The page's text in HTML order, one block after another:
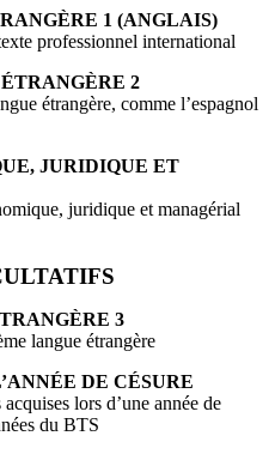
1 (ANGLAIS)
professionnel international
2
étrangère, comme l’espagnol
JURIDIQUE ET
juridique et managérial
3
langue étrangère
DE CÉSURE
lors d’une année de
du BTS